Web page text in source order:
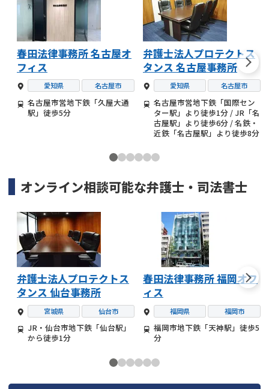
春田法律事務所 名古屋オ
フィス
愛知県 名古屋市
名古屋市営地下鉄「久屋大通
駅」徒歩5分
弁護士法人プロテクトス
タンス 名古屋事務所
愛知県 名古屋市
名古屋市営地下鉄「国際セン
ター駅」より徒歩1分 / JR「名
古屋駅」より徒歩6分 / 名鉄・
近鉄「名古屋駅」より徒歩8分
オンライン相談可能な弁護士・司法書士
弁護士法人プロテクトス
タンス 仙台事務所
宮城県 仙台市
JR・仙台市地下鉄「仙台駅」
から徒歩1分
春田法律事務所 福岡オフ
ィス
福岡県 福岡市
福岡市地下鉄「天神駅」徒歩5
分